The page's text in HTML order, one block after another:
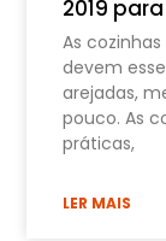
2019
As
devem
arejadas,
pouco. As
práticas,
LER MAIS